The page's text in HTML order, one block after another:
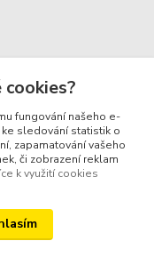
cookies?
fungování našeho e-
sledování statistik o
zapamatování vašeho
či zobrazení reklam
k využití cookies